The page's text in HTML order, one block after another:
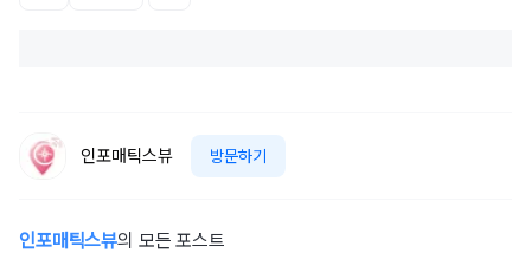
인포매틱스뷰 방문하기
인포매틱스뷰의 모든 포스트